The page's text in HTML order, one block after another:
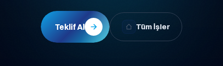
Teklif Al Tüm İşler